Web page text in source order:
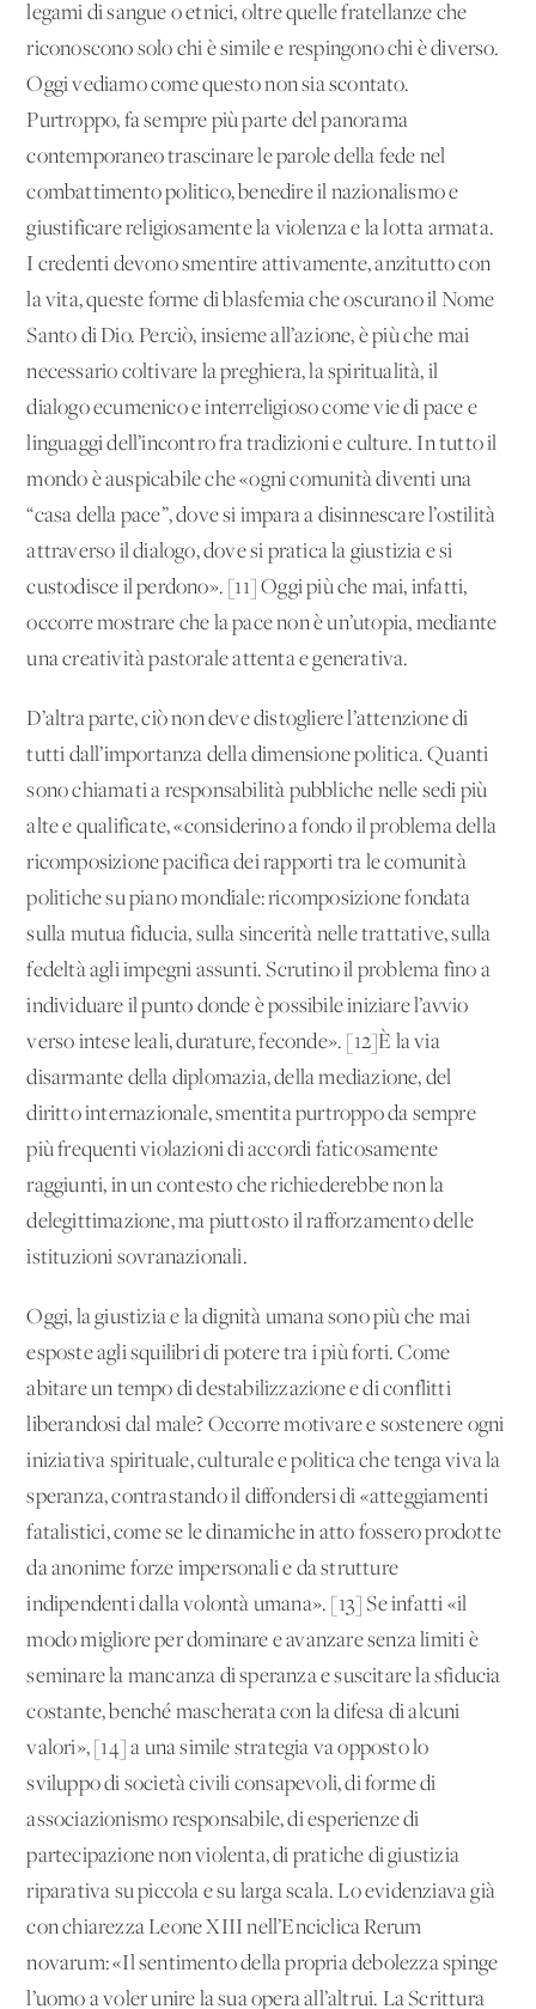
legami di sangue o etnici, oltre quelle fratellanze che
riconoscono solo chi è simile e respingono chi è diverso.
Oggi vediamo come questo non sia scontato.
Purtroppo, fa sempre più parte del panorama
contemporaneo trascinare le parole della fede nel
combattimento politico, benedire il nazionalismo e
giustificare religiosamente la violenza e la lotta armata.
I credenti devono smentire attivamente, anzitutto con
la vita, queste forme di blasfemia che oscurano il Nome
Santo di Dio. Perciò, insieme all’azione, è più che mai
necessario coltivare la preghiera, la spiritualità, il
dialogo ecumenico e interreligioso come vie di pace e
linguaggi dell’incontro fra tradizioni e culture. In tutto il
mondo è auspicabile che «ogni comunità diventi una
“casa della pace”, dove si impara a disinnescare l’ostilità
attraverso il dialogo, dove si pratica la giustizia e si
custodisce il perdono». [11] Oggi più che mai, infatti,
occorre mostrare che la pace non è un’utopia, mediante
una creatività pastorale attenta e generativa.
D’altra parte, ciò non deve distogliere l’attenzione di
tutti dall’importanza della dimensione politica. Quanti
sono chiamati a responsabilità pubbliche nelle sedi più
alte e qualificate, «considerino a fondo il problema della
ricomposizione pacifica dei rapporti tra le comunità
politiche su piano mondiale: ricomposizione fondata
sulla mutua fiducia, sulla sincerità nelle trattative, sulla
fedeltà agli impegni assunti. Scrutino il problema fino a
individuare il punto donde è possibile iniziare l’avvio
verso intese leali, durature, feconde». [12]È la via
disarmante della diplomazia, della mediazione, del
diritto internazionale, smentita purtroppo da sempre
più frequenti violazioni di accordi faticosamente
raggiunti, in un contesto che richiederebbe non la
delegittimazione, ma piuttosto il rafforzamento delle
istituzioni sovranazionali.
Oggi, la giustizia e la dignità umana sono più che mai
esposte agli squilibri di potere tra i più forti. Come
abitare un tempo di destabilizzazione e di conflitti
liberandosi dal male? Occorre motivare e sostenere ogni
iniziativa spirituale, culturale e politica che tenga viva la
speranza, contrastando il diffondersi di «atteggiamenti
fatalistici, come se le dinamiche in atto fossero prodotte
da anonime forze impersonali e da strutture
indipendenti dalla volontà umana». [13] Se infatti «il
modo migliore per dominare e avanzare senza limiti è
seminare la mancanza di speranza e suscitare la sfiducia
costante, benché mascherata con la difesa di alcuni
valori», [14] a una simile strategia va opposto lo
sviluppo di società civili consapevoli, di forme di
associazionismo responsabile, di esperienze di
partecipazione non violenta, di pratiche di giustizia
riparativa su piccola e su larga scala. Lo evidenziava già
con chiarezza Leone XIII nell’Enciclica Rerum
novarum: «Il sentimento della propria debolezza spinge
l’uomo a voler unire la sua opera all’altrui. La Scrittura